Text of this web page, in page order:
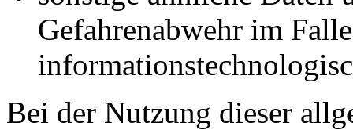
Gefahrenabwehr im
Bei der Nutzung dieser